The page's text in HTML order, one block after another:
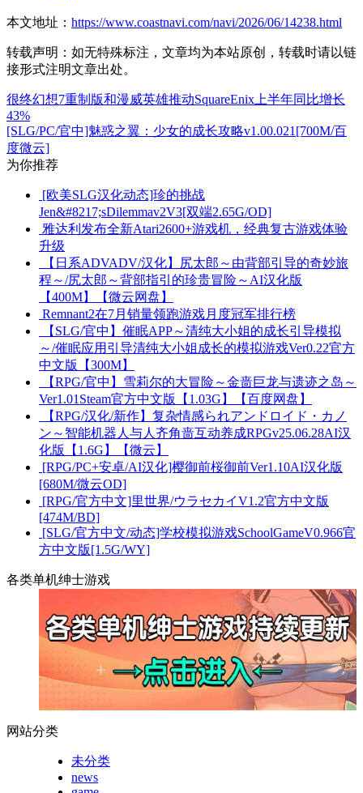
本文地址： https://www.coastnavi.com/navi/2026/06/14238.html
转载声明： 如无特殊标注，文章均为本站原创，转载时请以链
接形式注明文章出处。
很终幻想7重制版和漫威英雄推动SquareEnix上半年同比增长
43%
[SLG/PC/官中]魅惑之翼：少女的成长攻略v1.00.021[700M/百
度微云]
为你推荐
[欧美SLG汉化动态]珍的挑战
Jen&#8217;sDilemmav2V3[双端2.65G/OD]
雅达利发布全新Atari2600+游戏机，经典复古游戏体验
升级
【日系ADVADV/汉化】尻太郎～由背部引导的奇妙旅
程～/尻太郎～背部指引的珍贵冒险～AI汉化版
【400M】【微云网盘】
Remnant2在7月销量领跑游戏月度冠军排行榜
【SLG/官中】催眠APP～清纯大小姐的成长引导模拟
～/催眠应用引导清纯大小姐成长的模拟游戏Ver0.22官方
中文版【300M】
【RPG/官中】雪莉尔的大冒险～金啬巨龙与遗迹之岛～
Ver1.01Steam官方中文版【1.03G】【百度网盘】
【RPG/汉化/新作】复杂情感られアンドロイド・カノ
ン～智能机器人与人齐角啬互动养成RPGv25.06.28AI汉
化版【1.6G】【微云】
[RPG/PC+安卓/AI汉化]樱御前桜御前Ver1.10AI汉化版
[680M/微云OD]
[RPG/官方中文]里世界/ウラセカイV1.2官方中文版
[474M/BD]
[SLG/官方中文/动态]学校模拟游戏SchoolGameV0.966官
方中文版[1.5G/WY]
各类单机绅士游戏
网站分类
未分类
news